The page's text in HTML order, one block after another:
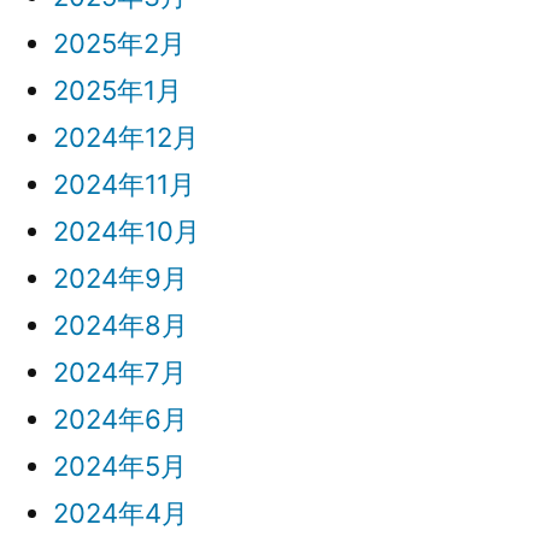
2025年2月
2025年1月
2024年12月
2024年11月
2024年10月
2024年9月
2024年8月
2024年7月
2024年6月
2024年5月
2024年4月